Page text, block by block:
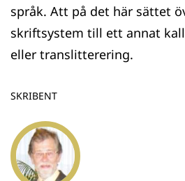
språk. Att på det här sättet
skriftsystem till ett annat
eller translitterering.
SKRIBENT